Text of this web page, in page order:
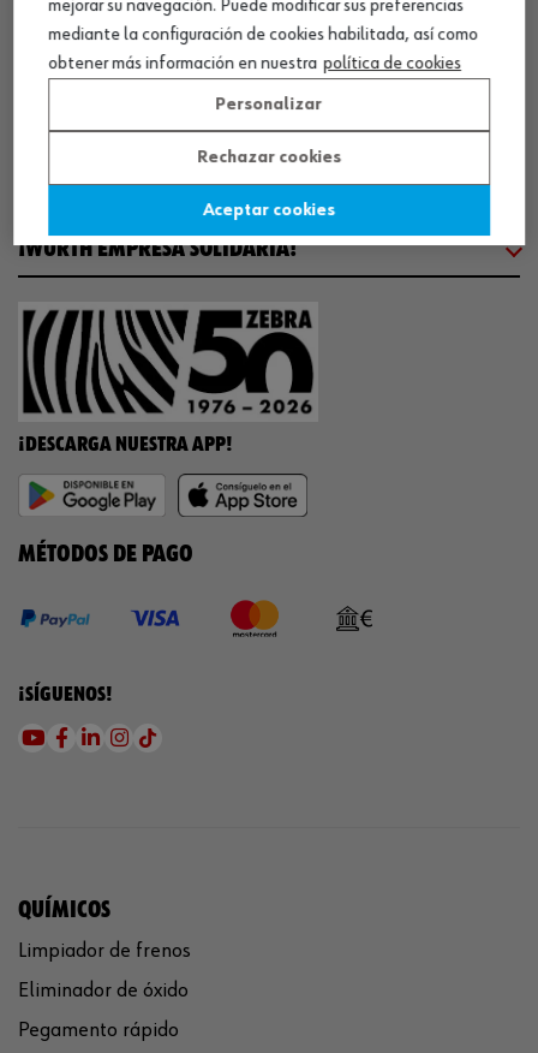
COMUNICACIÓN
¡WÜRTH EMPRESA SOLIDARIA!
¡DESCARGA NUESTRA APP!
MÉTODOS DE PAGO
¡SÍGUENOS!
QUÍMICOS
Limpiador de frenos
Eliminador de óxido
Pegamento rápido
mejorar su navegación. Puede modificar sus preferencias
mediante la configuración de cookies habilitada, así como
obtener más información en nuestra política de cookies
Personalizar
Rechazar cookies
Aceptar cookies